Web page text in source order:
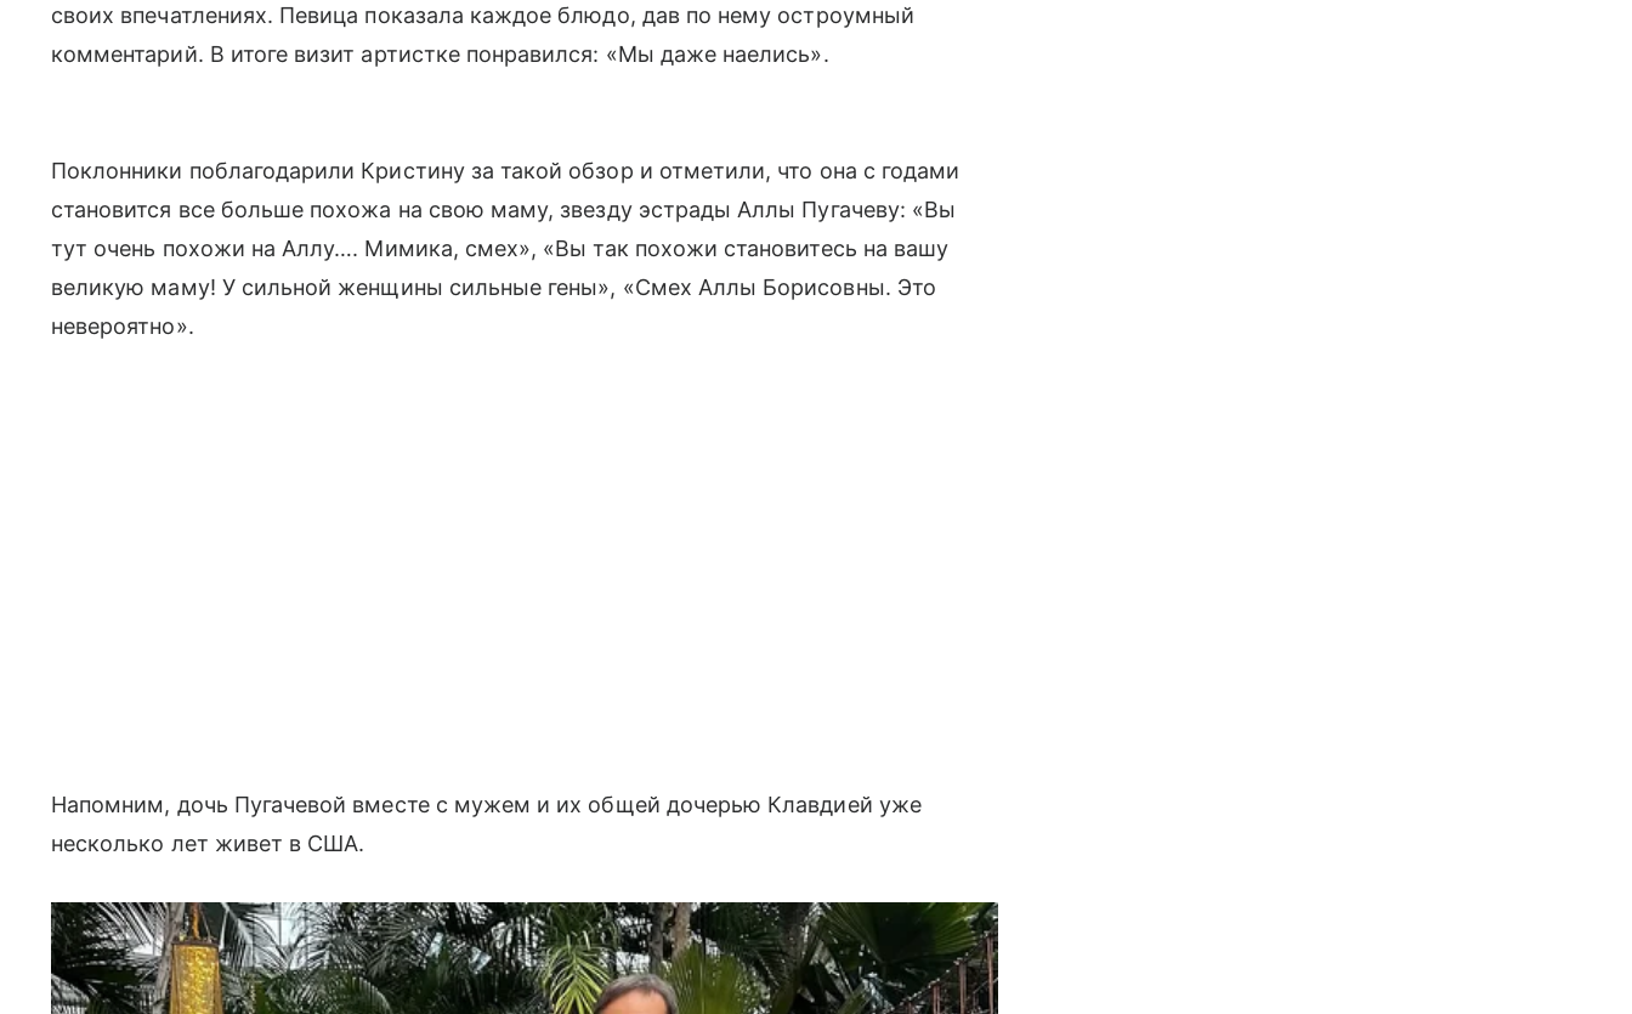
своих впечатлениях. Певица показала каждое блюдо, дав по нему остроумный
комментарий. В итоге визит артистке понравился: «Мы даже наелись».
Поклонники поблагодарили Кристину за такой обзор и отметили, что она с годами
становится все больше похожа на свою маму, звезду эстрады Аллы Пугачеву: «Вы
тут очень похожи на Аллу…. Мимика, смех», «Вы так похожи становитесь на вашу
великую маму! У сильной женщины сильные гены», «Смех Аллы Борисовны. Это
невероятно».
Напомним, дочь Пугачевой вместе с мужем и их общей дочерью Клавдией уже
несколько лет живет в США.